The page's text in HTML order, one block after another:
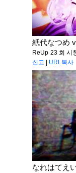
紙代なつめ
ReUp 23 회 시
신고
URL복사
なれはてえ